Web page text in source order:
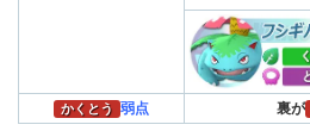
余りのゲージ分だけ早くゲー
このように技1回数の周期を
かくとう 弱点 裏が